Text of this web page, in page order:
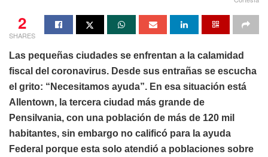
2
SHARES
Las pequeñas ciudades se enfrentan a la calamidad
fiscal del coronavirus. Desde sus entrañas se escucha
el grito: “Necesitamos ayuda”. En esa situación está
Allentown, la tercera ciudad más grande de
Pensilvania, con una población de más de 120 mil
habitantes, sin embargo no calificó para la ayuda
Federal porque esta solo atendió a poblaciones sobre